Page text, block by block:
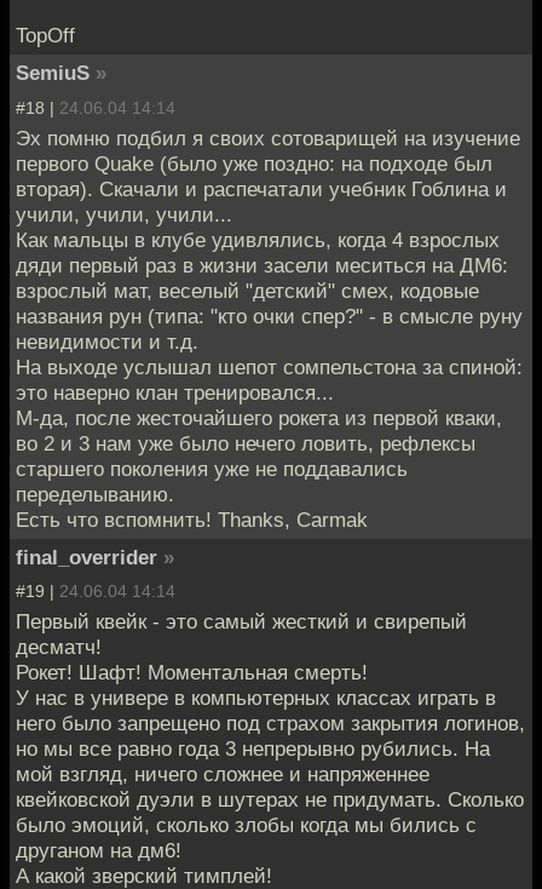
TopOff
SemiuS »
#18 | 24.06.04 14:14
Эх помню подбил я своих сотоварищей на изучение
первого Quake (было уже поздно: на подходе был
вторая). Скачали и распечатали учебник Гоблина и
учили, учили, учили...
Как мальцы в клубе удивлялись, когда 4 взрослых
дяди первый раз в жизни засели меситься на ДМ6:
взрослый мат, веселый "детский" смех, кодовые
названия рун (типа: "кто очки спер?" - в смысле руну
невидимости и т.д.
На выходе услышал шепот сомпельстона за спиной:
это наверно клан тренировался...
М-да, после жесточайшего рокета из первой кваки,
во 2 и 3 нам уже было нечего ловить, рефлексы
старшего поколения уже не поддавались
переделыванию.
Есть что вспомнить! Thanks, Carmak
final_overrider »
#19 | 24.06.04 14:14
Первый квейк - это самый жесткий и свирепый
десматч!
Рокет! Шафт! Моментальная смерть!
У нас в универе в компьютерных классах играть в
него было запрещено под страхом закрытия логинов,
но мы все равно года 3 непрерывно рубились. На
мой взгляд, ничего сложнее и напряженнее
квейковской дуэли в шутерах не придумать. Сколько
было эмоций, сколько злобы когда мы бились с
друганом на дм6!
А какой зверский тимплей!